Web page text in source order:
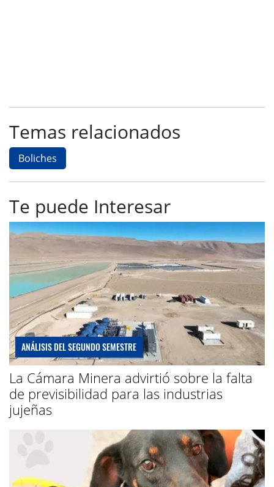
Temas relacionados
Boliches
Te puede Interesar
ANÁLISIS DEL SEGUNDO SEMESTRE
La Cámara Minera advirtió sobre la falta
de previsibilidad para las industrias
jujeñas